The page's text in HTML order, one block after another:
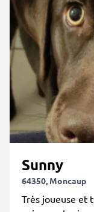
Sunny
64350, Moncaup
Très joueuse et